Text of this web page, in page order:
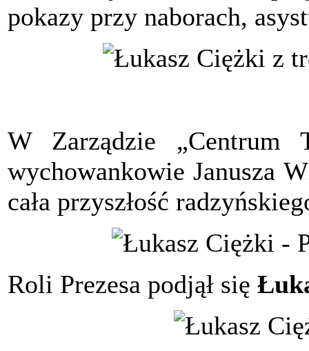
pokazy przy naborach,
W Zarządzie „Centrum
wychowankowie Janusza
cała przyszłość
Roli Prezesa podjął się